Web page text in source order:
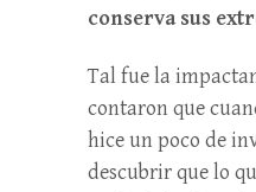
conserva sus
Tal fue la
contaron que
hice un poco de
descubrir que lo